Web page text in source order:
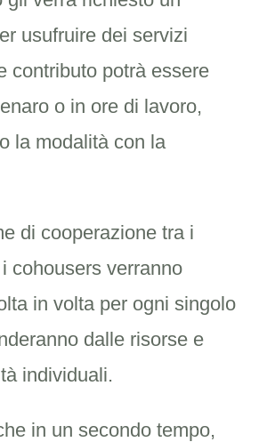
usufruire dei servizi
contributo potrà essere
o in ore di lavoro,
la modalità con la
di cooperazione tra i
cohousers verranno
in volta per ogni singolo
dalle risorse e
individuali.
in un secondo tempo,